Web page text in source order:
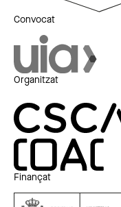
Convocat
Organitzat
Finançat